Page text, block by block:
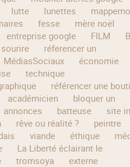
lutte lunettes
fesse
mère noël
entreprise google FILM
sourire
réferencer un
MédiasSociaux
économie
technique
référencer une
académicien
bloquer un
annonces batteuse
site
rêve ou réalité ?
peintre
viande éthique
La Liberté éclairant le
tromsoya externe